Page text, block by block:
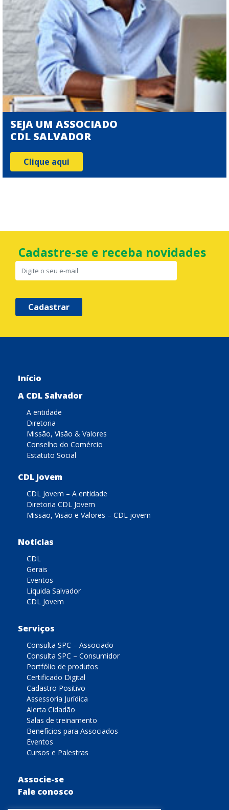
SEJA UM ASSOCIADO
CDL SALVADOR
Clique aqui
Cadastre-se e receba novidades
Cadastrar
Início
A CDL Salvador
A entidade
Diretoria
Missão, Visão & Valores
Conselho do Comércio
Estatuto Social
CDL Jovem
CDL Jovem – A entidade
Diretoria CDL Jovem
Missão, Visão e Valores – CDL jovem
Notícias
CDL
Gerais
Eventos
Liquida Salvador
CDL Jovem
Serviços
Consulta SPC – Associado
Consulta SPC – Consumidor
Portfólio de produtos
Certificado Digital
Cadastro Positivo
Assessoria Jurídica
Alerta Cidadão
Salas de treinamento
Benefícios para Associados
Eventos
Cursos e Palestras
Associe-se
Fale conosco